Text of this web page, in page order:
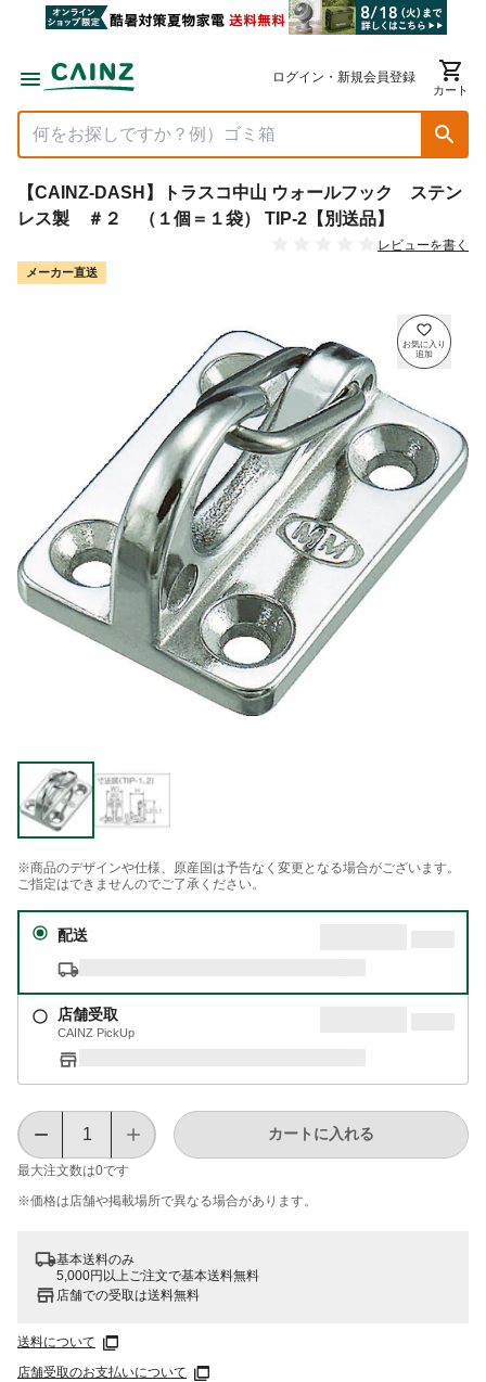
ログイン・新規会員登録
カート
【CAINZ-DASH】トラスコ中山 ウォールフック ステン
レス製 ＃２ （１個＝１袋） TIP-2【別送品】
レビューを書く
メーカー直送
※商品のデザインや仕様、原産国は予告なく変更となる場合がございます。
ご指定はできませんのでご了承ください。
配送
店舗受取
CAINZ PickUp
最大注文数は0です
カートに入れる
※価格は​店舗や​掲載場所で​異なる​場合が​あります。
基本送料のみ
5,000円以上ご注文で基本送料無料
店舗での受取は送料無料
送料について
店舗受取のお支払いについて